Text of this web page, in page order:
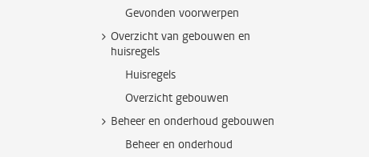
Gevonden voorwerpen
Overzicht van gebouwen en
huisregels
Huisregels
Overzicht gebouwen
Beheer en onderhoud gebouwen
Beheer en onderhoud